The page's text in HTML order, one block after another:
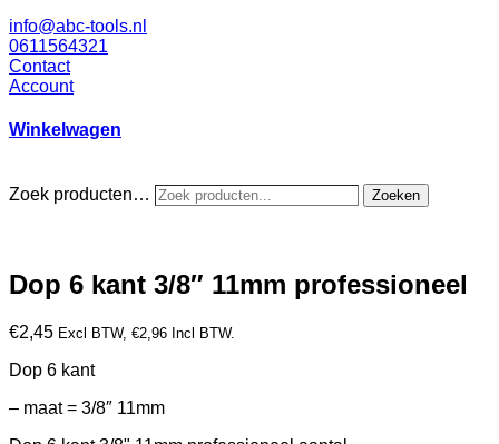
info@abc-tools.nl
0611564321
Contact
Account
Winkelwagen
Zoek producten… Zoeken
Dop 6 kant 3/8″ 11mm professioneel
€2,45 Excl BTW, €2,96 Incl BTW.
Dop 6 kant
– maat = 3/8″ 11mm